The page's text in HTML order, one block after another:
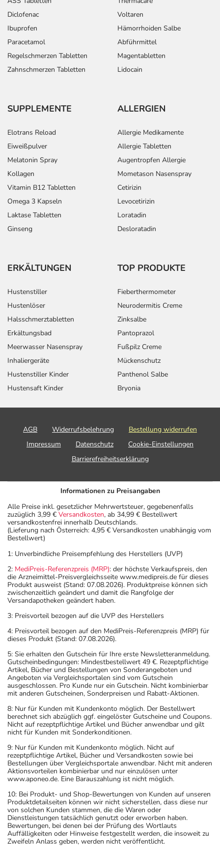
Diclofenac
Ibuprofen
Paracetamol
Regelschmerzen Tabletten
Zahnschmerzen Tabletten
Voltaren
Hämorrhoiden Salbe
Abführmittel
Magentabletten
Lidocain
SUPPLEMENTE
Elotrans Reload
Eiweißpulver
Melatonin Spray
Kollagen
Vitamin B12 Tabletten
Omega 3 Kapseln
Laktase Tabletten
Ginseng
ALLERGIEN
Allergie Medikamente
Allergie Tabletten
Augentropfen Allergie
Mometason Nasenspray
Cetirizin
Levocetirizin
Loratadin
Desloratadin
ERKÄLTUNGEN
Hustenstiller
Hustenlöser
Halsschmerztabletten
Erkältungsbad
Meerwasser Nasenspray
Inhaliergeräte
Hustenstiller Kinder
Hustensaft Kinder
TOP PRODUKTE
Fieberthermometer
Neurodermitis Creme
Zinksalbe
Pantoprazol
Fußpilz Creme
Mückenschutz
Panthenol Salbe
Bryonia
AGB Widerrufsbelehrung
Bestellung widerrufen
Impressum
Datenschutz
Cookie-Einstellungen
Barrierefreiheitserklärung
Informationen zu Preisangaben
Alle Preise inkl. gesetzlicher Mehrwertsteuer, gegebenenfalls
zuzüglich 3,99 € Versandkosten, ab 34,99 € Bestellwert
versandkostenfrei innerhalb Deutschlands.
(Lieferung nach Österreich: 4,95 € Versandkosten unabhängig vom
Bestellwert)
1: Unverbindliche Preisempfehlung des Herstellers (UVP)
2: MediPreis-Referenzpreis (MRP): der höchste Verkaufspreis, den
die Arzneimittel-Preisvergleichsseite www.medipreis.de für dieses
Produkt ausweist (Stand: 07.08.2026). Produktpreise können sich
zwischenzeitlich geändert und damit die Rangfolge der
Versandapotheken geändert haben.
3: Preisvorteil bezogen auf die UVP des Herstellers
4: Preisvorteil bezogen auf den MediPreis-Referenzpreis (MRP) für
dieses Produkt (Stand: 07.08.2026).
5: Sie erhalten den Gutschein für Ihre erste Newsletteranmeldung.
Gutscheinbedingungen: Mindestbestellwert 49 €. Rezeptpflichtige
Artikel, Bücher und Bestellungen von Sonderangeboten und
Angeboten via Vergleichsportalen sind vom Gutschein
ausgeschlossen. Pro Kunde nur ein Gutschein. Nicht kombinierbar
mit anderen Gutscheinen, Sonderpreisen und Rabatt-Aktionen.
8: Nur für Kunden mit Kundenkonto möglich. Der Bestellwert
berechnet sich abzüglich ggf. eingelöster Gutscheine und Coupons.
Nicht auf rezeptpflichtige Artikel und Bücher anwendbar und gilt
nicht für Kunden mit Sonderkonditionen.
9: Nur für Kunden mit Kundenkonto möglich. Nicht auf
rezeptpflichtige Artikel, Bücher und Versandkosten sowie bei
Bestellungen über Vergleichsportale anwendbar. Nicht mit anderen
Aktionsvorteilen kombinierbar und nur einzulösen unter
www.aponeo.de. Eine Barauszahlung ist nicht möglich.
10: Bei Produkt- und Shop-Bewertungen von Kunden auf unseren
Produktdetailseiten können wir nicht sicherstellen, dass diese nur
von solchen Kunden stammen, die die Waren oder
Dienstleistungen tatsächlich genutzt oder erworben haben.
Bewertungen, bei denen bei der Prüfung des Wortlauts
Auffälligkeiten oder Hinweise festgestellt werden, die insoweit zu
Zweifeln Anlass geben, werden nicht veröffentlicht.